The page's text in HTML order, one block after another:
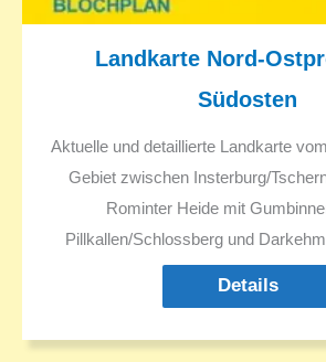
Landkarte Nord-
Südosten
Aktuelle und detaillierte Landkarte
Gebiet zwischen Insterburg/
Rominter Heide mit
Pillkallen/Schlossberg und
Trakehnen. Darstellung aller Orte mit
Details